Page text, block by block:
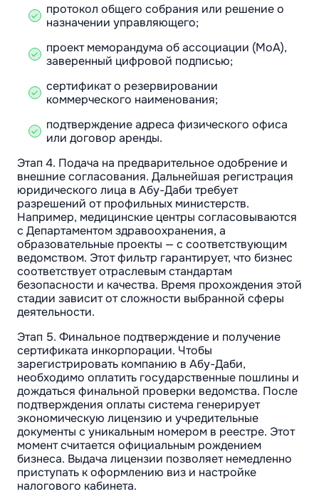
протокол общего собрания или решение о
назначении управляющего;
проект меморандума об ассоциации (MoA),
заверенный цифровой подписью;
сертификат о резервировании
коммерческого наименования;
подтверждение адреса физического офиса
или договор аренды.
Этап 4. Подача на предварительное одобрение и
внешние согласования. Дальнейшая регистрация
юридического лица в Абу-Даби требует
разрешений от профильных министерств.
Например, медицинские центры согласовываются
с Департаментом здравоохранения, а
образовательные проекты — с соответствующим
ведомством. Этот фильтр гарантирует, что бизнес
соответствует отраслевым стандартам
безопасности и качества. Время прохождения этой
стадии зависит от сложности выбранной сферы
деятельности.
Этап 5. Финальное подтверждение и получение
сертификата инкорпорации. Чтобы
зарегистрировать компанию в Абу-Даби,
необходимо оплатить государственные пошлины и
дождаться финальной проверки ведомства. После
подтверждения оплаты система генерирует
экономическую лицензию и учредительные
документы с уникальным номером в реестре. Этот
момент считается официальным рождением
бизнеса. Выдача лицензии позволяет немедленно
приступать к оформлению виз и настройке
налогового кабинета.